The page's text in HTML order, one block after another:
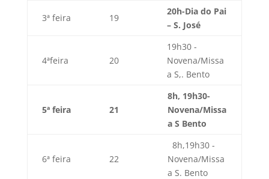
3ª feira 19
20h-Dia do Pai
– S. José
4ªfeira 20
19h30 -
Novena/Missa
a S,. Bento
5ª feira 21
8h, 19h30-
Novena/Missa
a S Bento
6ª feira 22
8h,19h30 -
Novena/Missa
a S. Bento